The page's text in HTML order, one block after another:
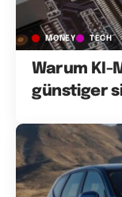
MONEY TECH
Warum KI-
günstiger